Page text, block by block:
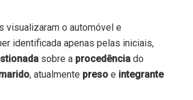
visualizaram o automóvel e
identificada apenas pelas iniciais,
sobre a procedência do
, atualmente preso e integrante